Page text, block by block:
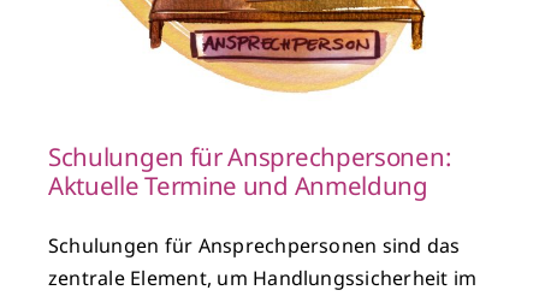
Schulungen für Ansprechpersonen:
Aktuelle Termine und Anmeldung
Schulungen für Ansprechpersonen sind das
zentrale Element, um Handlungssicherheit im